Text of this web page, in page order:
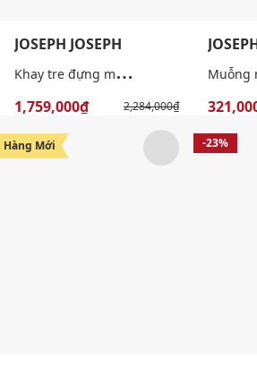
JOSEPH JOSEPH
K
hay tre đựng muỗng nĩa ngăn kéo
1,759,000₫ 2,284,000₫
Hàng Mới
-24% -23%